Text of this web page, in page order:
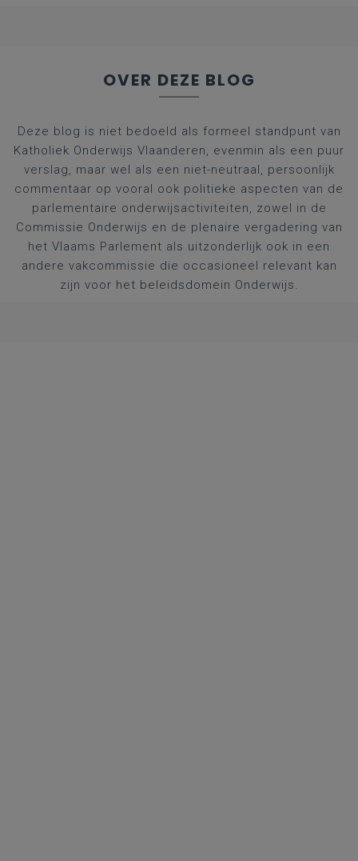
OVER DEZE BLOG
Deze blog is niet bedoeld als formeel standpunt van
Katholiek Onderwijs Vlaanderen, evenmin als een puur
verslag, maar wel als een niet-neutraal, persoonlijk
commentaar op vooral ook politieke aspecten van de
parlementaire onderwijsactiviteiten, zowel in de
Commissie Onderwijs en de plenaire vergadering van
het Vlaams Parlement als uitzonderlijk ook in een
andere vakcommissie die occasioneel relevant kan
zijn voor het beleidsdomein Onderwijs.